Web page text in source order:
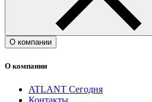
О компании
О компании
ATLANT Сегодня